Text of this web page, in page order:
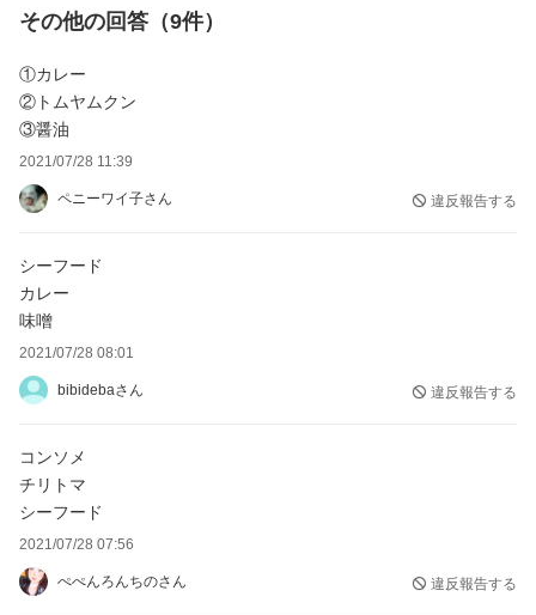
その他の回答（9件）
①カレー
②トムヤムクン
③醤油
2021/07/28 11:39
ペニーワイ子さん 違反報告する
シーフード
カレー
味噌
2021/07/28 08:01
bibidebaさん 違反報告する
コンソメ
チリトマ
シーフード
2021/07/28 07:56
ぺぺんろんちのさん 違反報告する